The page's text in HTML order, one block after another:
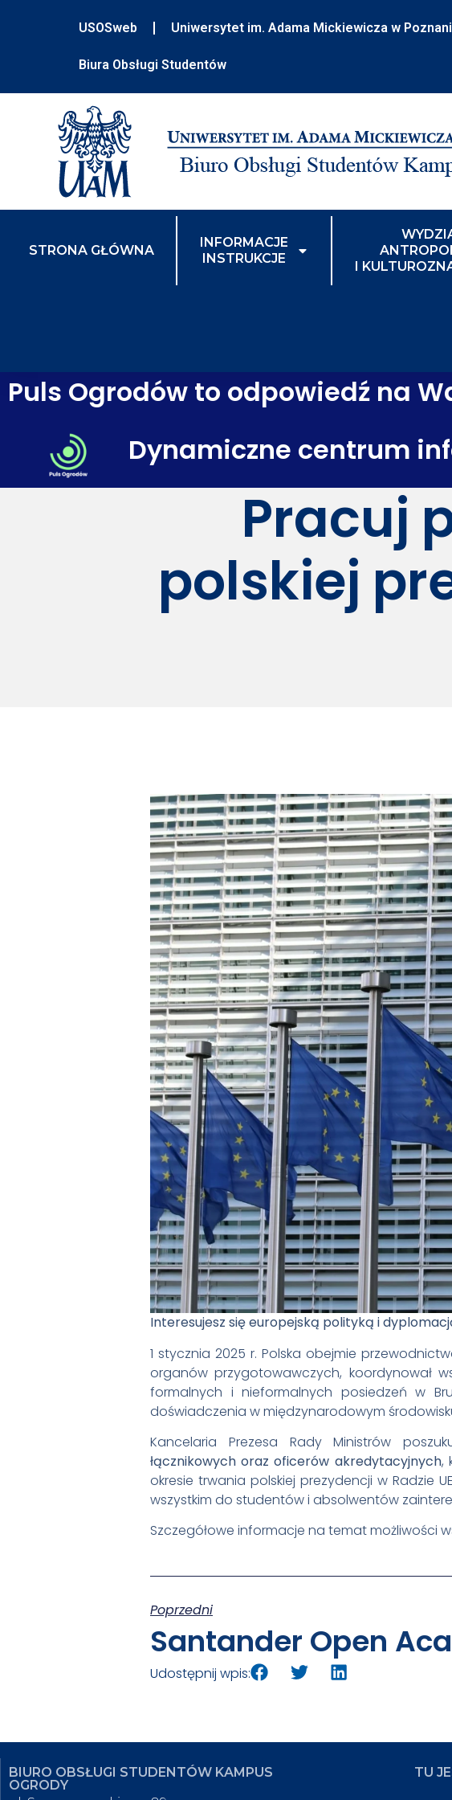
USOSweb Uniwersytet im. Adama Mickiewicza w
Biura Obsługi Studentów
STRONA GŁÓWNA
INFORMACJE
INSTRUKCJE
I
Puls Ogrodów to odpowiedź na
Dynamiczne centrum
Pracuj
polskiej
Interesujesz się europejską polityką i
1 stycznia 2025 r. Polska obejmie
organów przygotowawczych, koordynował
formalnych i nieformalnych posiedzeń w
doświadczenia w międzynarodowym
Kancelaria Prezesa Rady Ministrów
łącznikowych oraz oficerów akredytacyjnych,
okresie trwania polskiej prezydencji w Radzie
wszystkim do studentów i absolwentów
Szczegółowe informacje na temat możliwości
Poprzedni
Udostępnij wpis:
BIURO OBSŁUGI STUDENTÓW KAMPUS
OGRODY
TU